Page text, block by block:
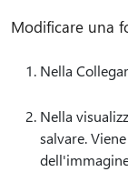
Modificare una
Nella
Nella
salvare.